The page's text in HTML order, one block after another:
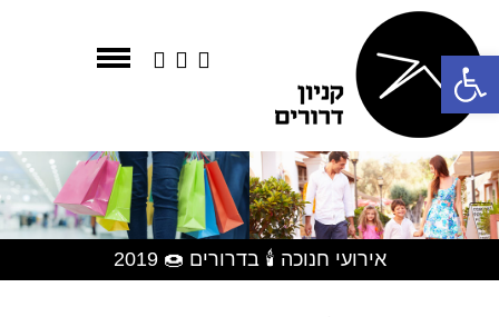
אירועי חנוכה 🕯 בדרורים 🍩 2019
פתח סרגל נגישות